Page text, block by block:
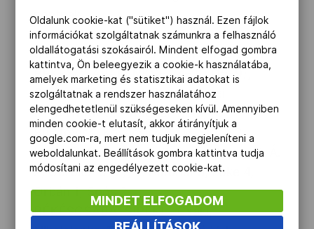
pontnak.
GYŐRI AUDI ETO KC–EUBILITY GROUP-
BÉKÉSCSABAI ENKSE 24–20 (15–9),
Győr, 1500 néző. V: Bóna, Miskei
ETO: HERR O. – Bognár-Bódi, K.
Bulatovics, Kovacsics 2 (1), Sirián 2,
Hornyák D. 2, Korsós 3. Csere: Hornyák Á.
2, Görbicz 3 (2), E. Amorim 3, Löke 4,
Orbán 1, Soós 2
BÉKÉSCSABA: SIPEKI – Csáki,
Oldalunk cookie-kat ("sütiket") használ. Ezen fájlok
információkat szolgáltatnak számunkra a felhasználó
oldallátogatási szokásairól. Mindent elfogad gombra
kattintva, Ön beleegyezik a cookie-k használatába,
amelyek marketing és statisztikai adatokat is
szolgáltatnak a rendszer használatához
elengedhetetlenül szükségeseken kívül. Amennyiben
minden cookie-t elutasít, akkor átirányítjuk a
google.com-ra, mert nem tudjuk megjeleníteni a
weboldalunkat. Beállítások gombra kattintva tudja
módosítani az engedélyezett cookie-kat.
MINDET ELFOGADOM